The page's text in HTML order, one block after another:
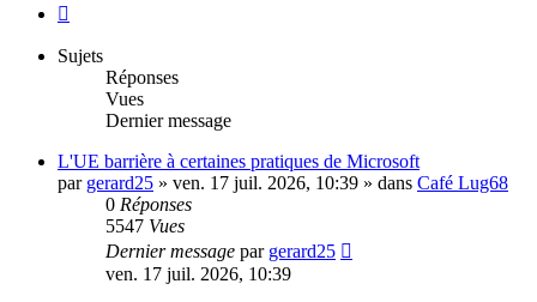
Sujets
Réponses
Vues
Dernier message
L'UE barrière à certaines pratiques de Microsoft
par gerard25 » ven. 17 juil. 2026, 10:39 » dans Café Lug68
0 Réponses
5547 Vues
Dernier message par gerard25
ven. 17 juil. 2026, 10:39